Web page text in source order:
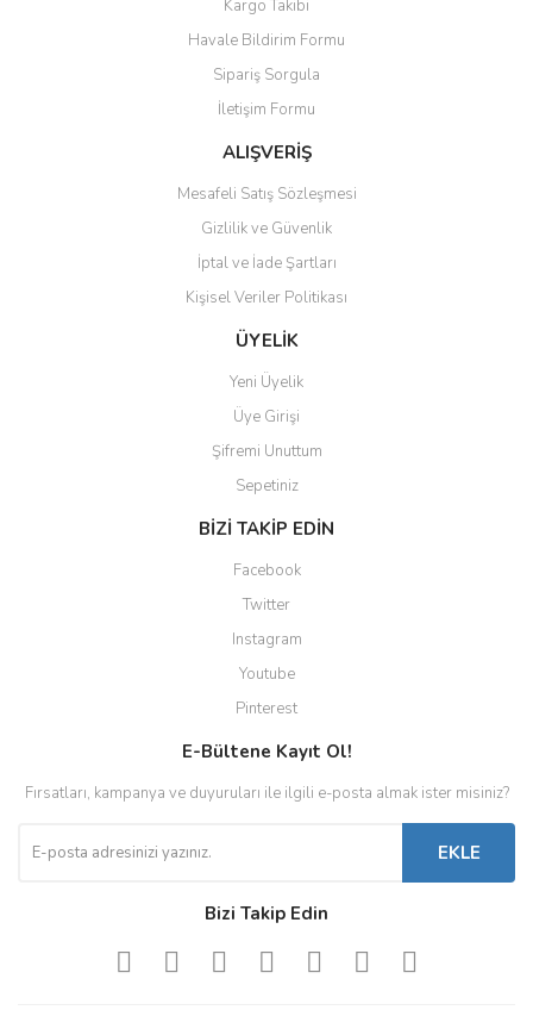
Ürün resmi kalitesiz, bozuk veya görüntülenemiyor.
Ürün açıklamasında eksik bilgiler bulunuyor.
Ürün bilgilerinde hatalar bulunuyor.
Ürün fiyatı diğer sitelerden daha pahalı.
Bu ürüne benzer farklı alternatifler olmalı.
Gönder
Kargo Takibi
Havale Bildirim Formu
Sipariş Sorgula
İletişim Formu
ALIŞVERİŞ
Mesafeli Satış Sözleşmesi
Gizlilik ve Güvenlik
İptal ve İade Şartları
Kişisel Veriler Politikası
ÜYELİK
Yeni Üyelik
Üye Girişi
Şifremi Unuttum
Sepetiniz
BİZİ TAKİP EDİN
Facebook
Twitter
Instagram
Youtube
Pinterest
E-Bültene Kayıt Ol!
Fırsatları, kampanya ve duyuruları ile ilgili e-posta almak ister misiniz?
EKLE
Bizi Takip Edin